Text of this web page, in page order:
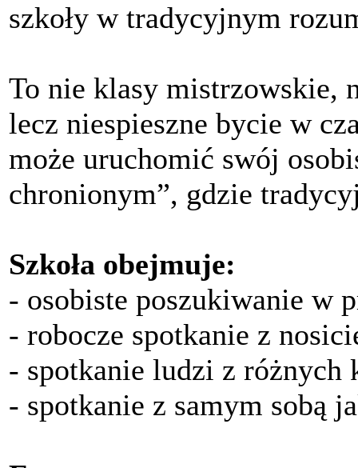
szkoły w tradycyjnym
To nie klasy mistrzowskie,
lecz niespieszne bycie w
może uruchomić swój
chronionym”, gdzie
Szkoła obejmuje:
- osobiste poszukiwanie w
- robocze spotkanie z
- spotkanie ludzi z
- spotkanie z samym sobą